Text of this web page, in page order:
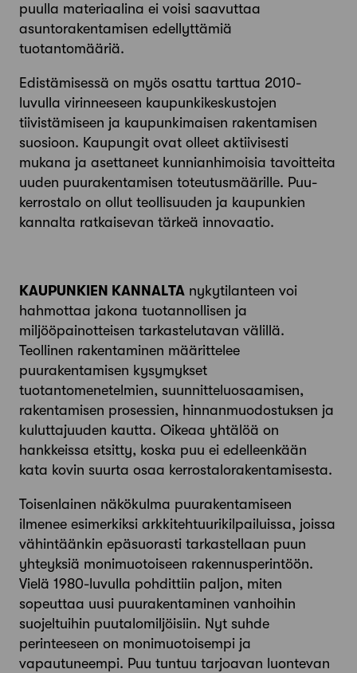
puulla materiaalina ei voisi saavuttaa
asuntorakentamisen edellyttämiä
tuotantomääriä.
Edistämisessä on myös osattu tarttua 2010-
luvulla virinneeseen kaupunki­keskustojen
tiivistämiseen ja kaupunki­maisen rakentamisen
suosioon. Kaupungit ovat olleet aktiivisesti
mukana ja asettaneet kunnianhimoisia tavoitteita
uuden puurakentamisen toteutusmäärille. Puu­
kerrostalo on ollut teollisuuden ja kaupunkien
kannalta ratkaisevan tärkeä innovaatio.
KAUPUNKIEN KANNALTA nyky­tilanteen voi
hahmottaa jakona tuotannollisen ja
miljööpainotteisen tarkastelutavan välillä.
Teollinen rakentaminen määrittelee
puurakentamisen kysymykset
tuotantomenetelmien, suunnitteluosaamisen,
rakentamisen prosessien, hinnanmuodostuksen ja
kuluttajuuden kautta. Oikeaa yhtälöä on
hankkeissa etsitty, koska puu ei edelleenkään
kata kovin suurta osaa kerrostalorakentamisesta.
Toisenlainen näkökulma puurakentamiseen
ilmenee esimerkiksi arkkitehtuurikilpailuissa, joissa
vähintäänkin epäsuorasti tarkastellaan puun
yhteyksiä monimuotoiseen rakennusperintöön.
Vielä 1980-luvulla pohdittiin paljon, miten
sopeuttaa uusi puurakentaminen vanhoihin
suojeltuihin puutalomiljöisiin. Nyt suhde
perinteeseen on monimuotoisempi ja
vapautuneempi. Puu tuntuu tarjoavan luontevan